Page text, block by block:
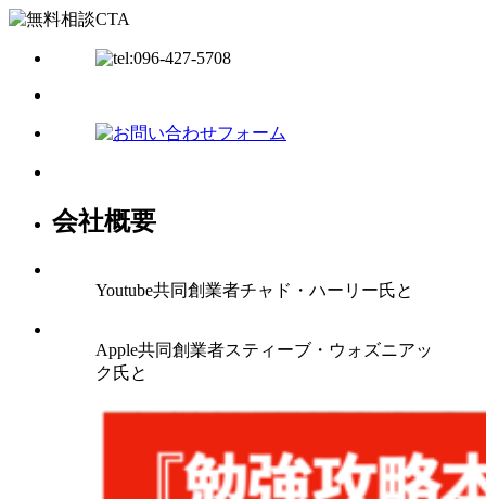
会社概要
Youtube共同創業者チャド・ハーリー氏と
Apple共同創業者スティーブ・ウォズニアッ
ク氏と